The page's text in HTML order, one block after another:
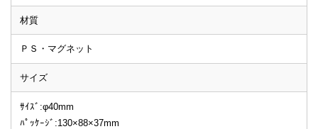
材質
ＰＳ・マグネット
サイズ
ｻｲｽﾞ:φ40mm
ﾊﾟｯｹｰｼﾞ:130×88×37mm